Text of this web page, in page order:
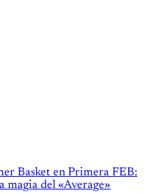
Basket en Primera FEB:
magia del «Average»